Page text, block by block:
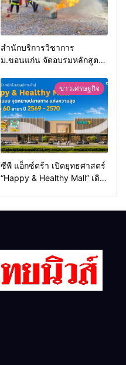
สำนักบริการวิชาการ
ม.ขอนแก่น จัดอบรมหลักสูตร
ศักยภาพเจ้าหน้าที่ท้องถิ่น
รับมืออัคคีภัยตามมาตรฐาน
สากล
ข่าวเศรษฐกิจ
ซีพี แอ็กซ์ตร้า เปิดยุทธศาสตร์
“Happy & Healthy Mall” เดิน